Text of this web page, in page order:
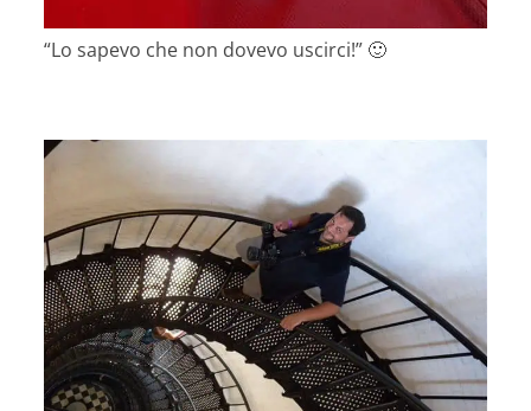
“Lo sapevo che non dovevo uscirci!” 🙂